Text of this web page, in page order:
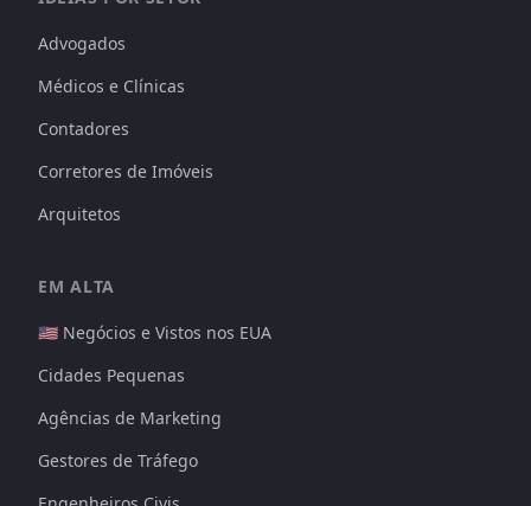
Advogados
Médicos e Clínicas
Contadores
Corretores de Imóveis
Arquitetos
EM ALTA
🇺🇸 Negócios e Vistos nos EUA
Cidades Pequenas
Agências de Marketing
Gestores de Tráfego